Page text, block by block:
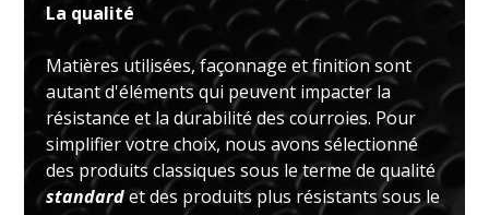
La qualité
Matières utilisées, façonnage et finition sont
autant d'éléments qui peuvent impacter la
résistance et la durabilité des courroies. Pour
simplifier votre choix, nous avons sélectionné
des produits classiques sous le terme de qualité
standardet des produits plus résistants sous le